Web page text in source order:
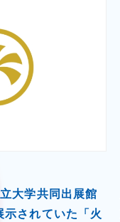
大学共同出展館
されていた「火